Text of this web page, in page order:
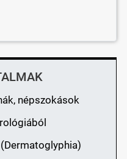
népszokások